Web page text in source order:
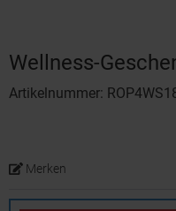
Wellness-
Artikelnummer:
Merken